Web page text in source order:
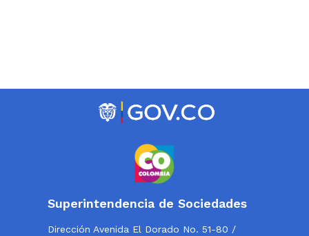
Superintendencia de Sociedades
Dirección Avenida El Dorado No. 51-80 /